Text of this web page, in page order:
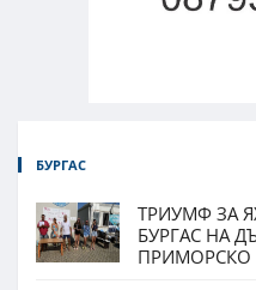
БУРГАС
ТРИУМФ ЗА
БУРГАС НА
ПРИМОРСКО